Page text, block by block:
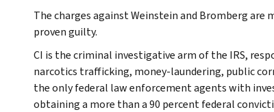
The charges against Weinstein and Bromberg are
proven guilty.
CI is the criminal investigative arm of the IRS,
narcotics trafficking, money-laundering, public
the only federal law enforcement agents with
obtaining a more than a 90 percent federal